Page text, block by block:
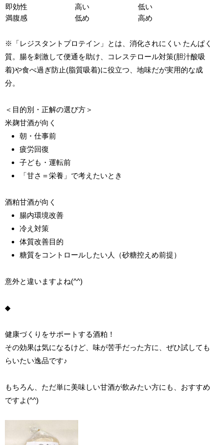
即効性
高い
低い
満腹感
低め 高め
※「レジスタントプロテイン」とは、消化されにくい たんぱく
質。腸を刺激して便通を助け、コレステロール対策(胆汁酸吸
着)や食べ過ぎ防止(脂質吸着)に役立つ、地味だが実用的な成
分。
＜目的別・正解の選び方＞
米麹甘酒が向く
朝・仕事前
疲労回復
子ども・運転前
「甘さ＝栄養」で考えたいとき
酒粕甘酒が向く
腸内環境改善
冷え対策
体質改善目的
糖質をコントロールしたい人（砂糖控えめ前提）
意外と違いますよね(^^)
◆
健康づくりをサポートする酒粕！
その効果は気になるけど、味が苦手だった方に、ぜひ試しても
らいたい逸品です♪
もちろん、ただ単に美味しい甘酒が飲みたい方にも、おすすめ
ですよ(^^)